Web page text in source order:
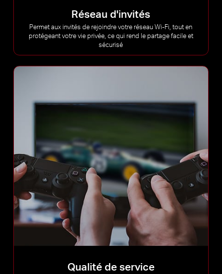
Réseau d'invités
Permet aux invités de rejoindre votre réseau Wi-Fi, tout en
protégeant votre vie privée, ce qui rend le partage facile et
sécurisé
Qualité de service